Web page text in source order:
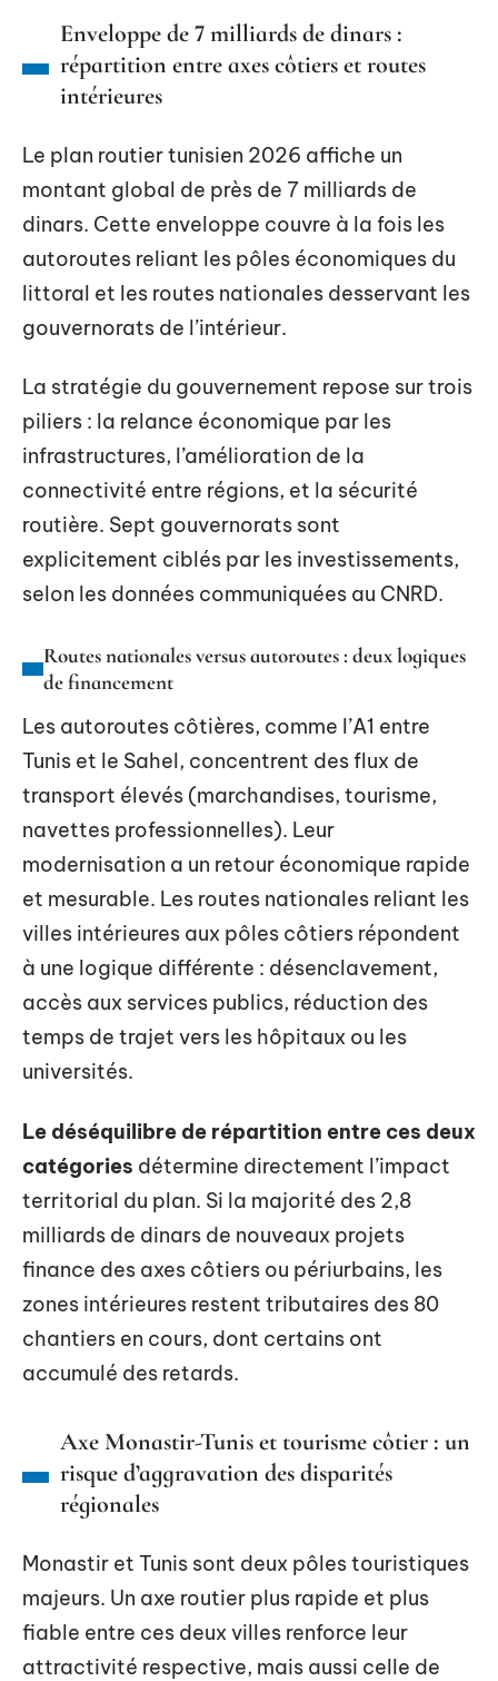
Enveloppe de 7 milliards de dinars :
répartition entre axes côtiers et routes
intérieures
Le plan routier tunisien 2026 affiche un
montant global de près de 7 milliards de
dinars. Cette enveloppe couvre à la fois les
autoroutes reliant les pôles économiques du
littoral et les routes nationales desservant les
gouvernorats de l’intérieur.
La stratégie du gouvernement repose sur trois
piliers : la relance économique par les
infrastructures, l’amélioration de la
connectivité entre régions, et la sécurité
routière. Sept gouvernorats sont
explicitement ciblés par les investissements,
selon les données communiquées au CNRD.
Routes nationales versus autoroutes : deux logiques
de financement
Les autoroutes côtières, comme l’A1 entre
Tunis et le Sahel, concentrent des flux de
transport élevés (marchandises, tourisme,
navettes professionnelles). Leur
modernisation a un retour économique rapide
et mesurable. Les routes nationales reliant les
villes intérieures aux pôles côtiers répondent
à une logique différente : désenclavement,
accès aux services publics, réduction des
temps de trajet vers les hôpitaux ou les
universités.
Le déséquilibre de répartition entre ces deux
catégories détermine directement l’impact
territorial du plan. Si la majorité des 2,8
milliards de dinars de nouveaux projets
finance des axes côtiers ou périurbains, les
zones intérieures restent tributaires des 80
chantiers en cours, dont certains ont
accumulé des retards.
Axe Monastir-Tunis et tourisme côtier : un
risque d’aggravation des disparités
régionales
Monastir et Tunis sont deux pôles touristiques
majeurs. Un axe routier plus rapide et plus
fiable entre ces deux villes renforce leur
attractivité respective, mais aussi celle de